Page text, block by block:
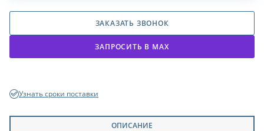
ЗАКАЗАТЬ ЗВОНОК
ЗАПРОСИТЬ В МАХ
Узнать сроки поставки
ОПИСАНИЕ